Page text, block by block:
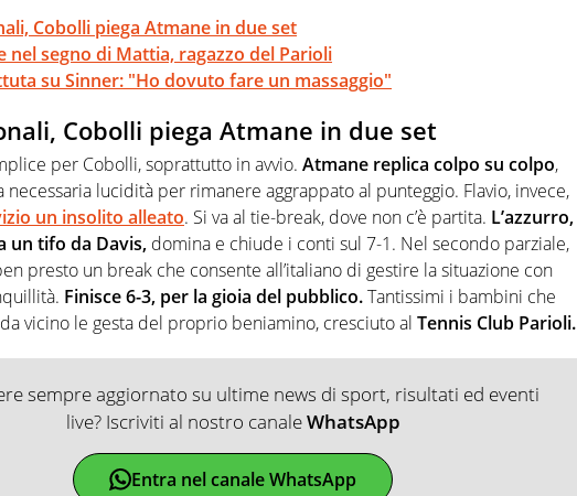
Cobolli piega Atmane in due set
nel segno di Mattia, ragazzo del Parioli
su Sinner: "Ho dovuto fare un massaggio"
Cobolli piega Atmane in due set
per Cobolli, soprattutto in avvio. Atmane replica colpo su colpo,
necessaria lucidità per rimanere aggrappato al punteggio. Flavio, invece,
un insolito alleato. Si va al tie-break, dove non c’è partita. L’azzurro,
un tifo da Davis, domina e chiude i conti sul 7-1. Nel secondo parziale,
presto un break che consente all’italiano di gestire la situazione con
Finisce 6-3, per la gioia del pubblico.Tantissimi i bambini che
vicino le gesta del proprio beniamino, cresciuto al Tennis Club Parioli.
sempre aggiornato su ultime news di sport, risultati ed eventi
live? Iscriviti al nostro canaleWhatsApp
Entra nel canale WhatsApp